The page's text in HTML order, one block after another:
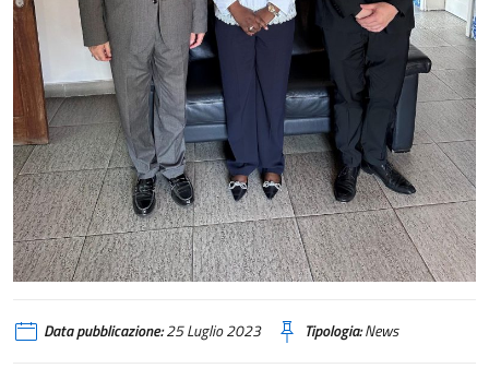
Data pubblicazione:25 Luglio 2023 Tipologia:News